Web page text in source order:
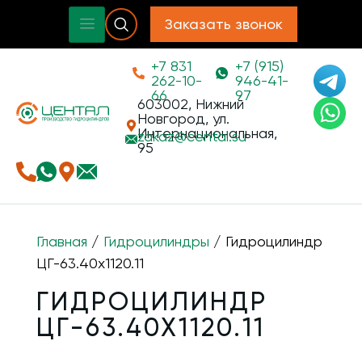
Заказать звонок
+7 831
262-10-
66
+7 (915)
946-41-
97
603002, Нижний
Новгород, ул.
Интернациональная,
95
zakaz@cental.su
Главная / Гидроцилиндры / Гидроцилиндр
ЦГ-63.40х1120.11
ГИДРОЦИЛИНДР
ЦГ-63.40Х1120.11